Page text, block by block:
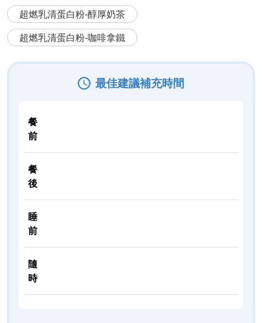
超燃乳清蛋白粉-醇厚奶茶
超燃乳清蛋白粉-咖啡拿鐵
最佳建議補充時間
餐
前
餐
後
睡
前
隨
時